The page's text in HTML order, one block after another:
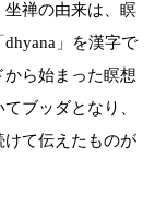
禅の由来は、瞑
」を漢字で
ら始まった瞑想
ブッダとなり、
けて伝えたものが